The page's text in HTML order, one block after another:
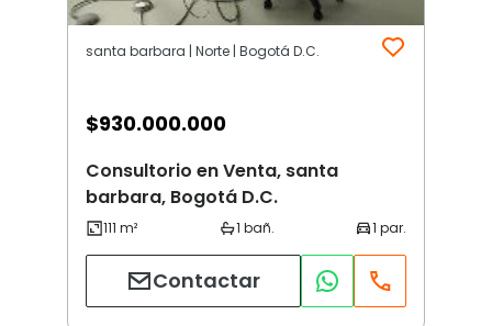
santa barbara | Norte | Bogotá D.C.
$930.000.000
Consultorio en Venta, santa
barbara, Bogotá D.C.
Contactar